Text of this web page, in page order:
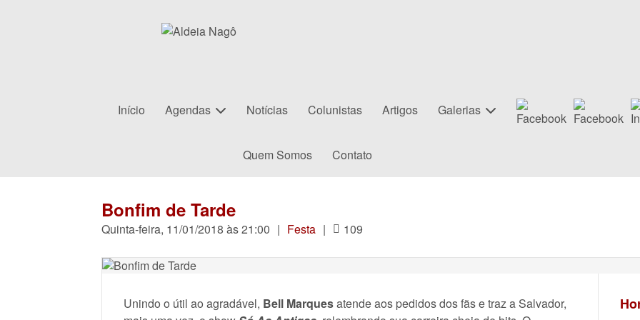
Início Agendas Notícias Colunistas Artigos Galerias
Quem Somos Contato
Bonfim de Tarde
Quinta-feira, 11/01/2018 às 21:00 | Festa | 109
Unindo o útil ao agradável, Bell Marquesatende aos pedidos dos fãs e traz a Salvador,